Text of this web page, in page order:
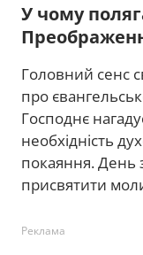
У чому
Головний сенс
про
Господнє
необхідність
покаяння. День
присвятити
Реклама